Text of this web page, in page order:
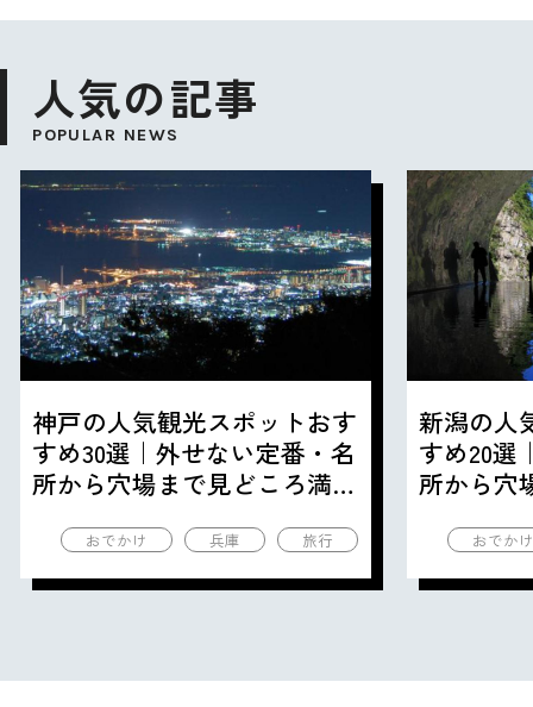
人気の記事
POPULAR NEWS
神戸の人気観光スポットおす
すめ30選｜外せない定番・名
所から穴場まで見どころ満載
おでかけ 兵庫 旅行
新潟の人
すめ20選
所から穴
おでか